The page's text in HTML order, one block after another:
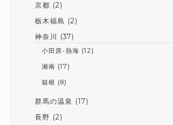
京都 (2)
栃木福島 (2)
神奈川
(37)
小田原-熱海 (12)
湘南 (17)
箱根 (8)
群馬の温泉 (17)
長野 (2)